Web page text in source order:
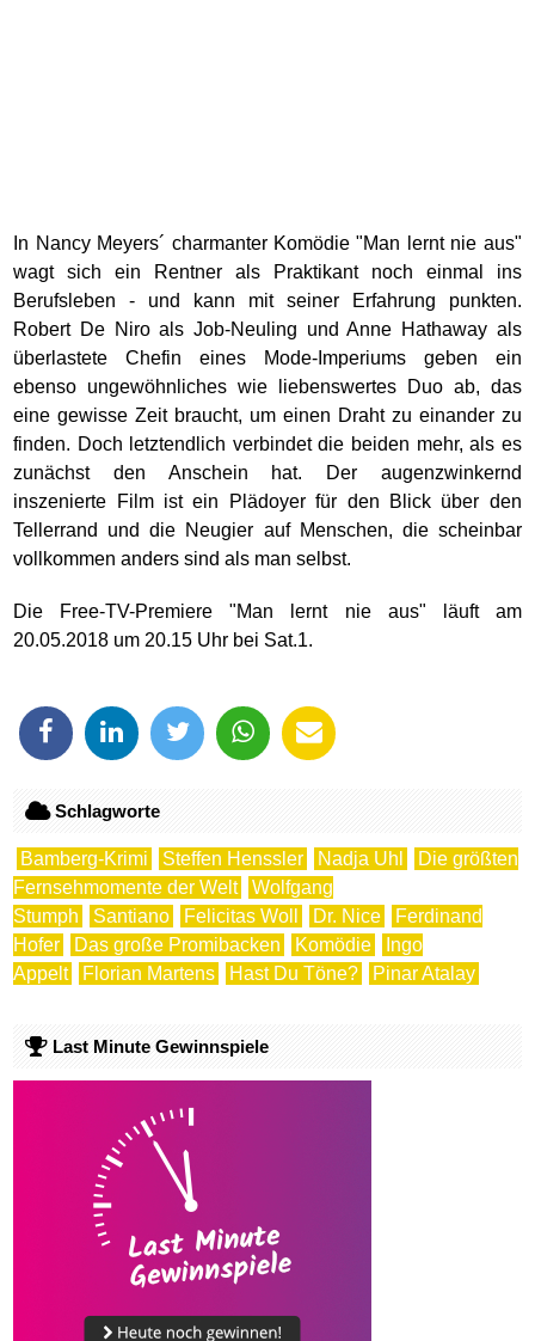
In Nancy Meyers´ charmanter Komödie "Man lernt nie aus"
wagt sich ein Rentner als Praktikant noch einmal ins
Berufsleben - und kann mit seiner Erfahrung punkten.
Robert De Niro als Job-Neuling und Anne Hathaway als
überlastete Chefin eines Mode-Imperiums geben ein
ebenso ungewöhnliches wie liebenswertes Duo ab, das
eine gewisse Zeit braucht, um einen Draht zu einander zu
finden. Doch letztendlich verbindet die beiden mehr, als es
zunächst den Anschein hat. Der augenzwinkernd
inszenierte Film ist ein Plädoyer für den Blick über den
Tellerrand und die Neugier auf Menschen, die scheinbar
vollkommen anders sind als man selbst.
Die Free-TV-Premiere "Man lernt nie aus" läuft am
20.05.2018 um 20.15 Uhr bei Sat.1.
Schlagworte
Bamberg-Krimi Steffen Henssler Nadja Uhl
Die größten
Fernsehmomente der Welt
Wolfgang
Stumph
Santiano Felicitas Woll Dr. Nice
Ferdinand
Hofer
Das große Promibacken Komödie
Ingo
Appelt
Florian Martens Hast Du Töne? Pinar Atalay
Last Minute Gewinnspiele